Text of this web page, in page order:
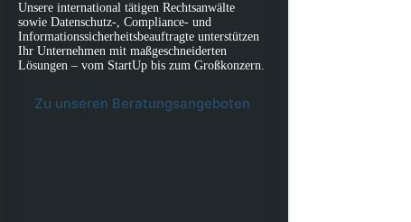
Unsere international tätigen Rechtsanwälte
sowie Datenschutz-, Compliance- und
Informationssicherheitsbeauftragte unterstützen
Ihr Unternehmen mit maßgeschneiderten
Lösungen – vom StartUp bis zum Großkonzern.
Zu unseren Beratungsangeboten